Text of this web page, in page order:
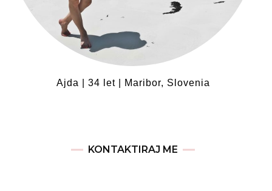
Ajda | 34 let | Maribor, Slovenia
KONTAKTIRAJ ME